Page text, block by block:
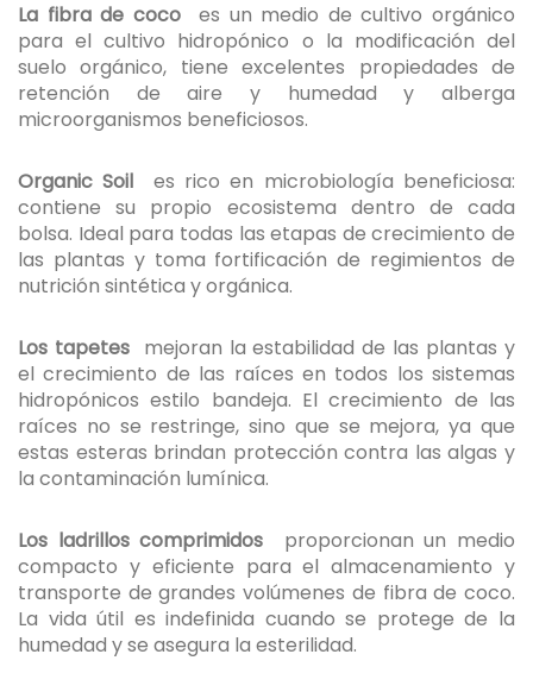
La fibra de cocoes un medio de cultivo orgánico
para el cultivo hidropónico o la modificación del
suelo orgánico, tiene excelentes propiedades de
retención de aire y humedad y alberga
microorganismos beneficiosos.
Organic Soil es rico en microbiología beneficiosa:
contiene su propio ecosistema dentro de cada
bolsa. Ideal para todas las etapas de crecimiento de
las plantas y toma fortificación de regimientos de
nutrición sintética y orgánica.
Los tapetesmejoran la estabilidad de las plantas y
el crecimiento de las raíces en todos los sistemas
hidropónicos estilo bandeja. El crecimiento de las
raíces no se restringe, sino que se mejora, ya que
estas esteras brindan protección contra las algas y
la contaminación lumínica.
Los ladrillos comprimidos proporcionan un medio
compacto y eficiente para el almacenamiento y
transporte de grandes volúmenes de fibra de coco.
La vida útil es indefinida cuando se protege de la
humedad y se asegura la esterilidad.